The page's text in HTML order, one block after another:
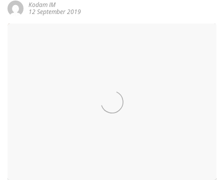
Kodam IM
12 September 2019